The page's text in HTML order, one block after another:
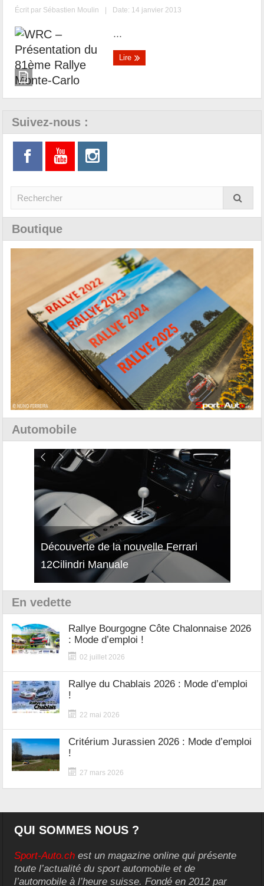
Écrit par Sébastien Moulin | Date: 14 janvier 2013
...
Lire
Suivez-nous :
Boutique
Automobile
Découverte de la nouvelle Ferrari
12Cilindri Manuale
En vedette
Rallye Bourgogne Côte Chalonnaise 2026
: Mode d’emploi !
02 juillet 2026
Rallye du Chablais 2026 : Mode d’emploi
!
22 mai 2026
Critérium Jurassien 2026 : Mode d’emploi
!
27 mars 2026
QUI SOMMES NOUS ?
Sport-Auto.ch est un magazine online qui présente
toute l’actualité du sport automobile et de
l’automobile à l’heure suisse. Fondé en 2012 par